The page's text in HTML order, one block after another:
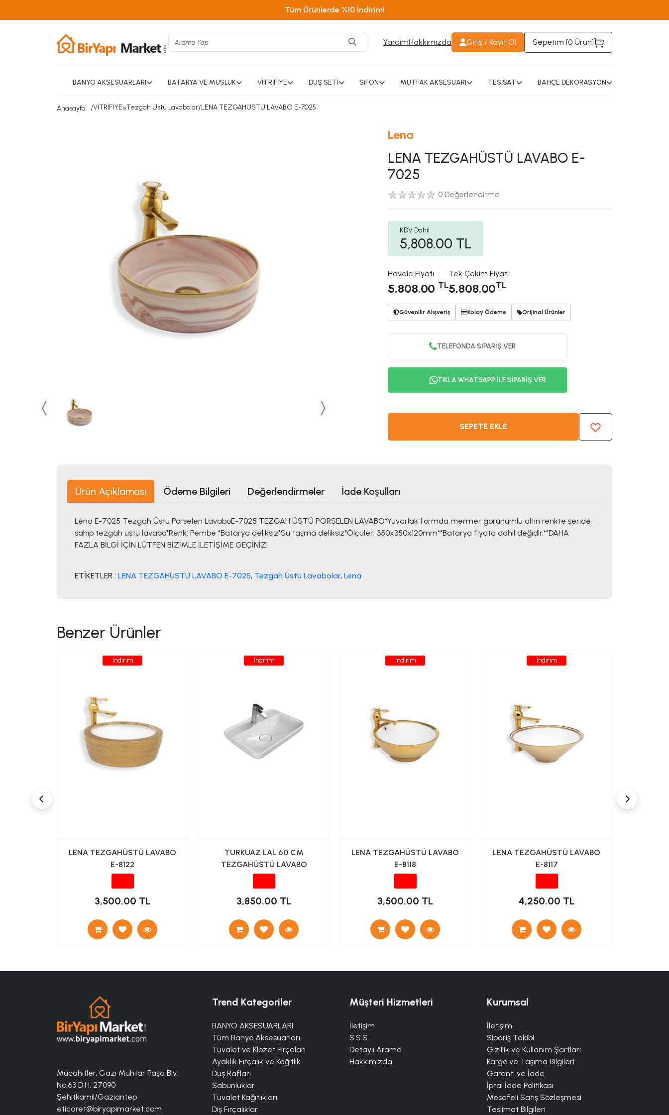
Tüm Ürünlerde %10 İndirim!
YardımHakkımızda Giriş / Kayıt Ol Sepetim [0 Ürün]
BANYO AKSESUARLARI BATARYA VE MUSLUK VİTRİFİYE DUŞ SETİ SiFON MUTFAK AKSESUARI TESİSAT BAHÇE DEKORASYON
Anasayfa VİTRİFİYE»Tezgah Üstü Lavabolar/LENA TEZGAHÜSTÜ LAVABO E-7025
Lena
LENA TEZGAHÜSTÜ LAVABO E-
7025
0 Değerlendirme
KDV Dahil
5,808.00 TL
Havele Fiyatı
5,808.00 TL
Tek Çekim Fiyatı
5,808.00TL
Güvenilir Alışveriş Kolay Ödeme Orijinal Ürünler
TELEFONDA SİPARİŞ VER
TIKLA WHATSAPP İLE SİPARİŞ VER
SEPETE EKLE
Ürün Açıklaması Ödeme Bilgileri Değerlendirmeler İade Koşulları
Lena E-7025 Tezgah Üstü Porselen LavaboE-7025 TEZGAH ÜSTÜ PORSELEN LAVABO*Yuvarlak formda mermer görünümlü altın renkte şeride
sahip tezgah üstü lavabo*Renk: Pembe *Batarya deliksiz*Su taşma deliksiz*Ölçüler: 350x350x120mm**Batarya fiyata dahil değidlr.**DAHA
FAZLA BİLGİ İÇİN LÜTFEN BİZİMLE İLETİŞİME GEÇİNİZ!
ETİKETLER : LENA TEZGAHÜSTÜ LAVABO E-7025, Tezgah Üstü Lavabolar, Lena
Benzer Ürünler
İndirim
LENA TEZGAHÜSTÜ LAVABO
E-8122
3,500.00 TL
İndirim
TURKUAZ LAL 60 CM
TEZGAHÜSTÜ LAVABO
3,850.00 TL
İndirim
LENA TEZGAHÜSTÜ LAVABO
E-8118
3,500.00 TL
İndirim
LENA TEZGAHÜSTÜ LAVABO
E-8117
4,250.00 TL
Mücahitler, Gazi Muhtar Paşa Blv.
No:63 D:H, 27090
Şehitkamil/Gaziantep
eticaret@biryapimarket.com
Trend Kategoriler
BANYO AKSESUARLARI
Tüm Banyo Aksesuarları
Tuvalet ve Klozet Fırçaları
Ayaklık Fırçalık ve Kağıtlık
Duş Rafları
Sabunluklar
Tuvalet Kağıtlıkları
Diş Fırçalıklar
Kurumsal
İletişim
Sipariş Takibi
Gizlilik ve Kullanım Şartları
Kargo ve Taşıma Bilgileri
Garanti ve İade
İptal İade Politikası
Mesafeli Satış Sözleşmesi
Teslimat Bilgileri
Müşteri Hizmetleri
İletişim
S.S.S.
Detaylı Arama
Hakkımızda